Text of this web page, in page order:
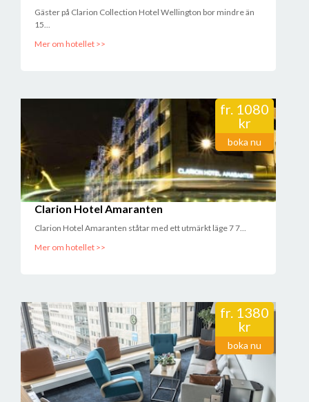
Gäster på Clarion Collection Hotel Wellington bor mindre än
15...
Mer om hotellet >>
fr. 1080
kr
boka nu
Clarion Hotel Amaranten
Clarion Hotel Amaranten ståtar med ett utmärkt läge 7 7...
Mer om hotellet >>
fr. 1380
kr
boka nu